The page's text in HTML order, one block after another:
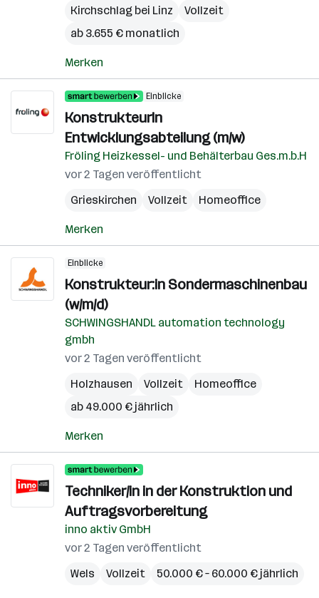
Kirchschlag bei Linz
Vollzeit
ab 3.655 € monatlich
Merken
Einblicke
KonstrukteurIn
Entwicklungsabteilung (m/w)
Fröling Heizkessel- und Behälterbau Ges.m.b.H
vor 2 Tagen veröffentlicht
Grieskirchen
Vollzeit Homeoffice
Merken
Einblicke
Konstrukteur:in Sondermaschinenbau
(w/m/d)
SCHWINGSHANDL automation technology
gmbh
vor 2 Tagen veröffentlicht
Holzhausen
Vollzeit
Homeoffice
ab 49.000 € jährlich
Merken
Techniker/in in der Konstruktion und
Auftragsvorbereitung
inno aktiv GmbH
vor 2 Tagen veröffentlicht
Wels
Vollzeit 50.000 € – 60.000 € jährlich